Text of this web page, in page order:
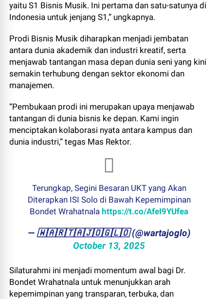
yaitu S1 Bisnis Musik. Ini pertama dan satu-satunya di
Indonesia untuk jenjang S1,” ungkapnya.
Prodi Bisnis Musik diharapkan menjadi jembatan
antara dunia akademik dan industri kreatif, serta
menjawab tantangan masa depan dunia seni yang kini
semakin terhubung dengan sektor ekonomi dan
manajemen.
“Pembukaan prodi ini merupakan upaya menjawab
tantangan di dunia bisnis ke depan. Kami ingin
menciptakan kolaborasi nyata antara kampus dan
dunia industri,” tegas Mas Rektor.
Terungkap, Segini Besaran UKT yang Akan
Diterapkan ISI Solo di Bawah Kepemimpinan
Bondet Wrahatnala https://t.co/AfeI9YUfea
— ​🇼​​🇦​​🇷​​🇹​​🇦​​🇯​​🇴​​🇬​​🇱​​🇴 (@wartajoglo)
October 13, 2025
Silaturahmi ini menjadi momentum awal bagi Dr.
Bondet Wrahatnala untuk menunjukkan arah
kepemimpinan yang transparan, terbuka, dan